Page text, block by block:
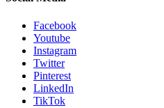
Facebook
Youtube
Instagram
Twitter
Pinterest
LinkedIn
TikTok